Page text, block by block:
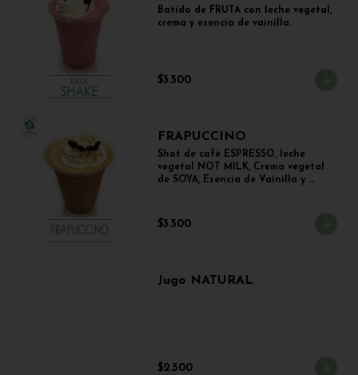
Batido de FRUTA con leche vegetal,
crema y esencia de vainilla.
$3.500
FRAPUCCINO
Shot de café ESPRESSO, leche
vegetal NOT MILK, Crema vegetal
de SOYA, Esencia de Vainilla y
$3.500
Jugo NATURAL
$2.500